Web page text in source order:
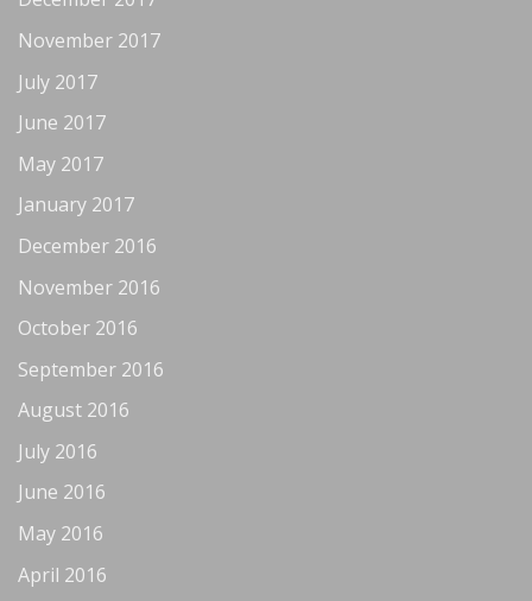
November 2017
July 2017
June 2017
May 2017
January 2017
December 2016
November 2016
October 2016
September 2016
August 2016
July 2016
June 2016
May 2016
April 2016